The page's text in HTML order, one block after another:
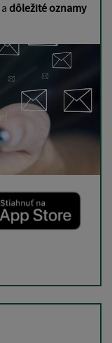
a dôležité oznamy